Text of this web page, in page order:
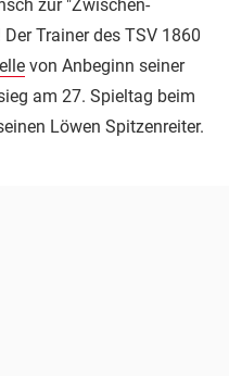
zur "Zwischen-
Der Trainer des TSV 1860
von Anbeginn seiner
am 27. Spieltag beim
Löwen Spitzenreiter.